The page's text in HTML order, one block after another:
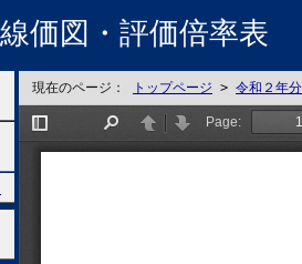
価図・評価倍率表
現在のページ： トップページ > 令和２年分